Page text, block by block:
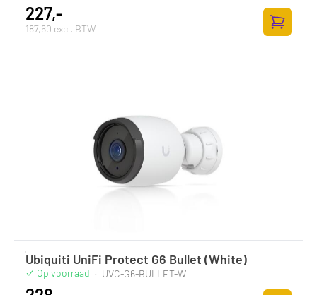
227,-
187,60 excl. BTW
Ubiquiti UniFi Protect G6 Bullet (White)
Op voorraad · UVC-G6-BULLET-W